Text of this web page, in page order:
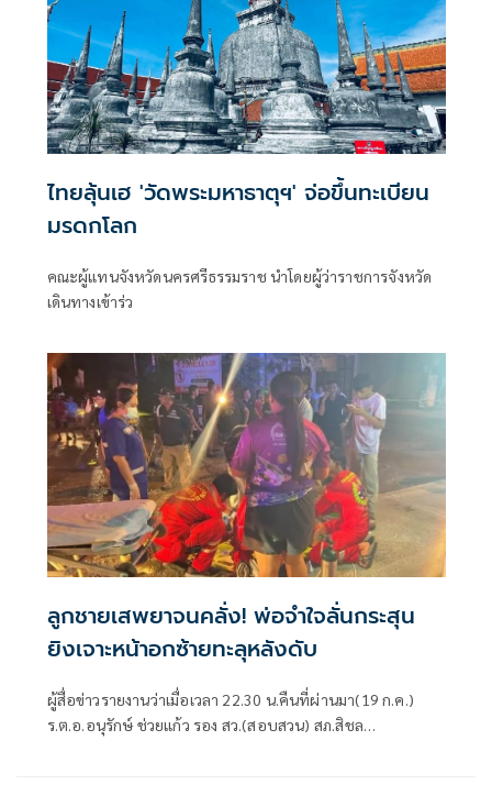
ไทยลุ้นเฮ 'วัดพระมหาธาตุฯ' จ่อขึ้นทะเบียน
มรดกโลก
คณะผู้แทนจังหวัดนครศรีธรรมราช นำโดยผู้ว่าราชการจังหวัด
เดินทางเข้าร่ว
ลูกชายเสพยาจนคลั่ง! พ่อจำใจลั่นกระสุน
ยิงเจาะหน้าอกซ้ายทะลุหลังดับ
ผู้สื่อข่าวรายงานว่าเมื่อเวลา 22.30 น.คืนที่ผ่านมา(19 ก.ค.)
ร.ต.อ.อนุรักษ์ ช่วยแก้ว รอง สว.(สอบสวน) สภ.สิชล